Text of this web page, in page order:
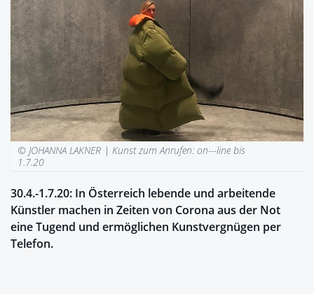
© JOHANNA LAKNER | Kunst zum Anrufen: on---line bis
1.7.20
30.4.-1.7.20: In Österreich lebende und arbeitende
Künstler machen in Zeiten von Corona aus der Not
eine Tugend und ermöglichen Kunstvergnügen per
Telefon.